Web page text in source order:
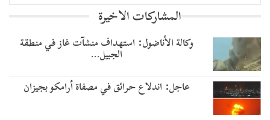
المشاركات الاخيرة
وكالة الأناضول: استهداف منشآت غاز في منطقة
الجبيل…
عاجل: اندلاع حرائق في مصفاة أرامكو بجيزان